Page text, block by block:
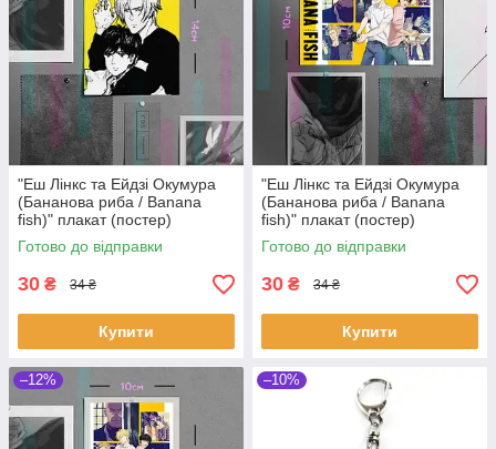
"Еш Лінкс та Ейдзі Окумура
(Бананова риба / Banana
fish)" плакат (постер)
розміром А6 (10х14см)
Готово до відправки
30 ₴ 34 ₴
Купити
"Еш Лінкс та Ейдзі Окумура
(Бананова риба / Banana
fish)" плакат (постер)
розміром А6 (14х10см)
Готово до відправки
30 ₴ 34 ₴
Купити
–12% –10%